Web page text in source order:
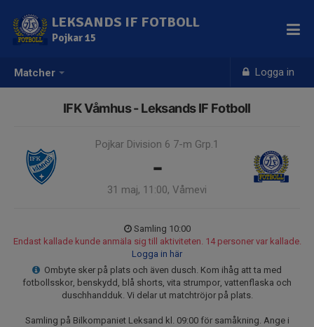
Matcher Logga in
LEKSANDS IF FOTBOLL
Pojkar 15
IFK Våmhus - Leksands IF Fotboll
Pojkar Division 6 7-m Grp.1
-
31 maj, 11:00, Våmevi
Samling 10:00
Endast kallade kunde anmäla sig till aktiviteten. 14 personer var kallade.
Logga in här
Ombyte sker på plats och även dusch. Kom ihåg att ta med
fotbollsskor, benskydd, blå shorts, vita strumpor, vattenflaska och
duschhandduk. Vi delar ut matchtröjor på plats.
Samling på Bilkompaniet Leksand kl. 09:00 för samåkning. Ange i